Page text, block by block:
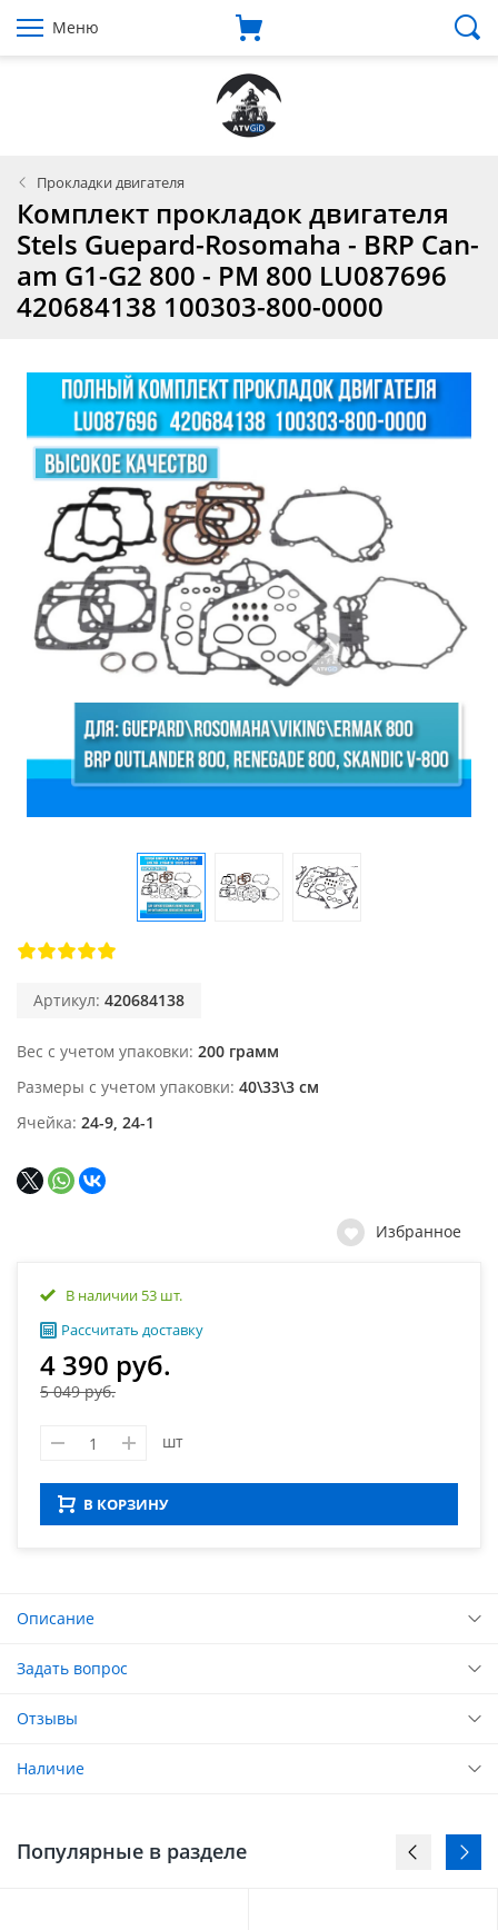
Меню
Прокладки двигателя
Комплект прокладок двигателя
Stels Guepard-Rosomaha - BRP Can-
am G1-G2 800 - РМ 800 LU087696
420684138 100303-800-0000
Артикул: 420684138
Вес с учетом упаковки 200 грамм
Размеры с учетом упаковки 40\33\3 см
Ячейка 24-9, 24-1
Избранное
В наличии 53 шт.
Рассчитать доставку
4 390 руб.
5 049 руб.
шт
В КОРЗИНУ
Описание
Задать вопрос
Отзывы
Наличие
Популярные в разделе